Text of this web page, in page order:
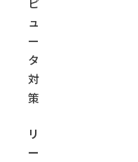
ュ
ー
タ
対
策
リ
ー